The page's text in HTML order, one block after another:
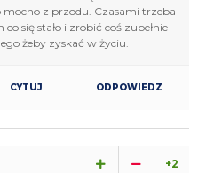
mocno z przodu. Czasami trzeba
się stało i zrobić coś zupełnie
żeby zyskać w życiu.
CYTUJ ODPOWIEDZ
+2